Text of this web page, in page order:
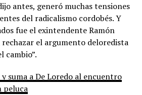
antes, generó muchas tensiones
del radicalismo cordobés. Y
fue el exintendente Ramón
el argumento deloredista
cambio”.
suma a De Loredo al encuentro
peluca